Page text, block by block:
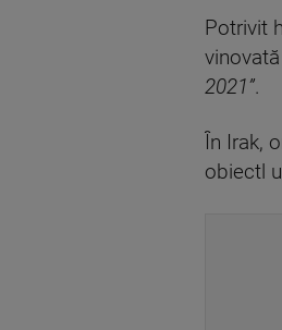
Potrivit
2021”.
În Irak,
obiectl